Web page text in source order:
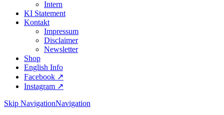
Intern
KI Statement
Kontakt
Impressum
Disclaimer
Newsletter
Shop
English Info
Facebook ↗︎
Instagram ↗︎
Skip NavigationNavigation